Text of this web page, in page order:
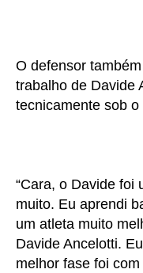
O defensor
trabalho de Davide
tecnicamente sob
“Cara, o Davide foi
muito. Eu aprendi
um atleta muito
Davide Ancelotti.
melhor fase foi com